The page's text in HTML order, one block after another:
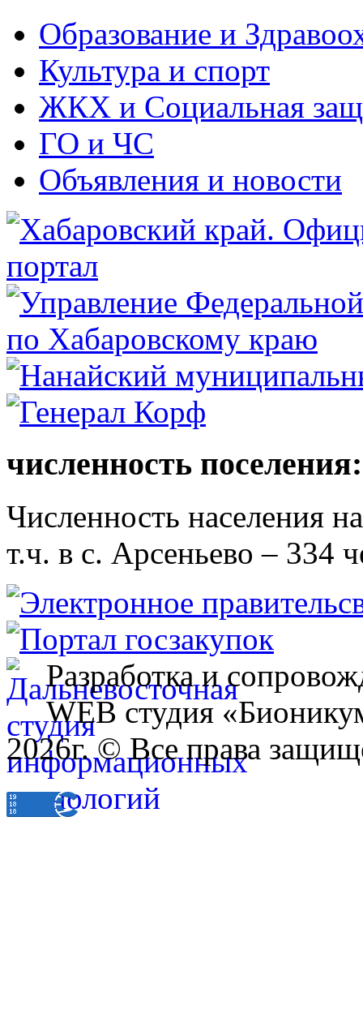
Образование и
Культура и спорт
ЖКХ и Социальная
ГО и ЧС
Объявления и новости
численность поселения:
Численность населения
т.ч. в с. Арсеньево – 334
Разработка и
WEB студия
2026г. © Все права